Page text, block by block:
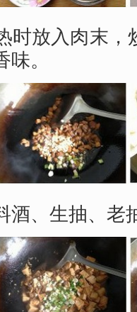
时放入肉末，
。
酒、生抽、老